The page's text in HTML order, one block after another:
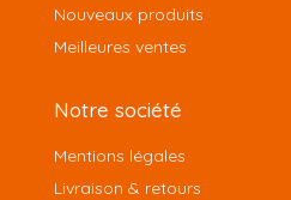
Nouveaux produits
Meilleures ventes
Notre société
Mentions légales
Livraison & retours